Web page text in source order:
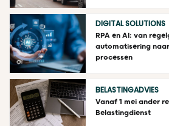
DIGITAL SOLUTIONS
RPA en AI: van
automatisering
processen
BELASTINGADVIES
Vanaf 1 mei ander
Belastingdienst